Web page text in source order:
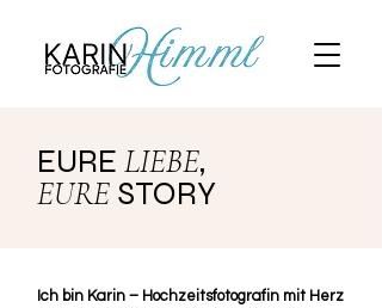
EURE LIEBE,
EURE STORY
Ich bin Karin – Hochzeitsfotografin mit Herz